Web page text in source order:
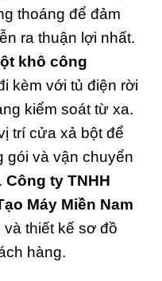
thoáng để đảm
ra thuận lợi nhất.
khô công
kèm với tủ điện rời
kiểm soát từ xa.
trí cửa xả bột để
gói và vận chuyển
Công ty TNHH
Máy Miền Nam
và thiết kế sơ đồ
hàng.